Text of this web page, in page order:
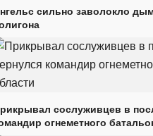
сильно заволокло
сослуживцев в
огнеметного